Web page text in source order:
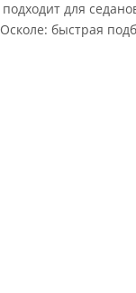
для
быстрая